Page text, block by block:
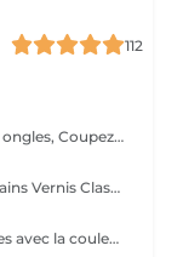
112
Dissolvant pour nettoyer completement les ongles, Coupez et Modelez les ongles avec une lime, Mouillez les mains quelques minutes pour ramollir les cuticules, Pousses les Cuticules avec batone pour repousser doucement vers l'arrière et coupez les excès, Hydratez les Mains avec crème et les cuticules pour maintenir la peau douce, Appliquez une base transparent pour protéger les ongles. Attendez suffisamment de tempos pour sèche.
Menu MiniLUX (enfants de 4 à 10 ans) Mini Mains Vernis Classique Petite mise en beauté des ongles avec la couleur au choix
Mini Mains = Petite mise en beauté des ongles avec la couleur au choix Mini Soin des Pieds = Petite mise en beauté des ongles Nettoyage doux, hydratation et pose de vernis Duo Mini Mains & Pieds Forfait complet pour mains et pieds avec vernis coloré